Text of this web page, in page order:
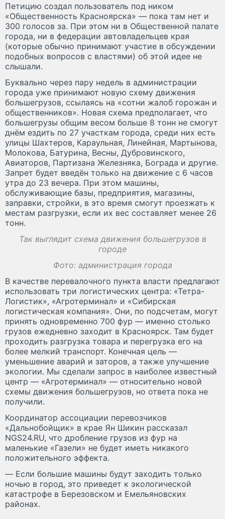
Петицию создал пользователь под ником
«Общественность Красноярска» — пока там нет и
300 голосов за. При этом ни в Общественной палате
города, ни в федерации автовладельцев края
(которые обычно принимают участие в обсуждении
подобных вопросов с властями) об этой идее не
слышали.
Буквально через пару недель в администрации
города уже принимают новую схему движения
большегрузов, ссылаясь на «сотни жалоб горожан и
общественников». Новая схема предполагает, что
большегрузы общим весом больше 8 тонн не смогут
днём ездить по 27 участкам города, среди них есть
улицы Шахтеров, Караульная, Линейная, Мартынова,
Молокова, Батурина, Весны, Дубровинского,
Авиаторов, Партизана Железняка, Бограда и другие.
Запрет будет введён только на движение с 6 часов
утра до 23 вечера. При этом машины,
обслуживающие базы, предприятия, магазины,
заправки, стройки, в это время смогут проезжать к
местам разгрузки, если их вес составляет менее 26
тонн.
Так выглядит схема движения большегрузов в
городе
Фото: администрация города
В качестве перевалочного пункта власти предлагают
использовать три логистических центра: «Тетра-
Логистик», «Агротерминал» и «Сибирская
логистическая компания». Они, по подсчетам, могут
принять одновременно 700 фур — именно столько
грузов ежедневно заходит в Красноярск. Там будет
проходить разгрузка товара и перегрузка его на
более мелкий транспорт. Конечная цель —
уменьшение аварий и заторов, а также улучшение
экологии. Мы сделали запрос в наиболее известный
центр — «Агротерминал» — относительно новой
схемы движения большегрузов, но ответа пока не
получили.
Координатор ассоциации перевозчиков
«Дальнобойщик» в крае Ян Шикин рассказал
NGS24.RU, что дробление грузов из фур на
маленькие «Газели» не будет иметь никакого
положительного эффекта.
— Если большие машины будут заходить только
ночью в город, это приведет к экологической
катастрофе в Березовском и Емельяновских
районах.